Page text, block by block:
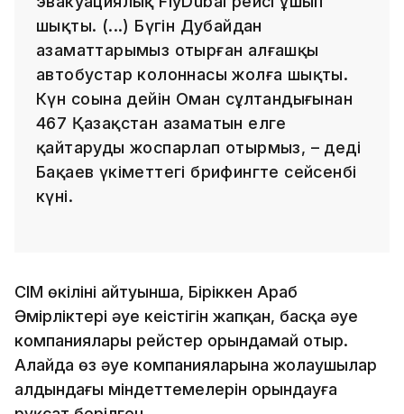
шықты. (...) Бүгін Дубайдан
азаматтарымыз отырған алғашқы
автобустар колоннасы жолға шықты.
Күн соңына дейін Оман сұлтандығынан
467 Қазақстан азаматын елге
қайтаруды жоспарлап отырмыз, – деді
Бақаев үкіметтегі брифингте сейсенбі
күні.
СІМ өкілінің айтуынша, Біріккен Араб
Әмірліктері әуе кеңістігін жапқан, басқа әуе
компаниялары рейстер орындамай отыр.
Алайда өз әуе компанияларына жолаушылар
алдындағы міндеттемелерін орындауға